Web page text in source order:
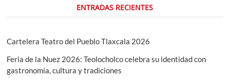
ENTRADAS RECIENTES
Cartelera Teatro del Pueblo Tlaxcala 2026
Feria de la Nuez 2026: Teolocholco celebra su identidad con
gastronomía, cultura y tradiciones